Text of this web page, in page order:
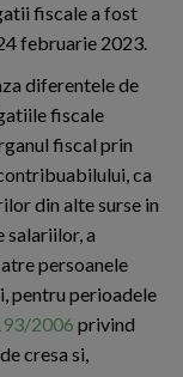
fiscale a fost
februarie 2023.
diferentele de
fiscale
fiscal prin
ca
din alte surse in
salariilor, a
persoanele
pentru perioadele
2006 privind
cresa si,